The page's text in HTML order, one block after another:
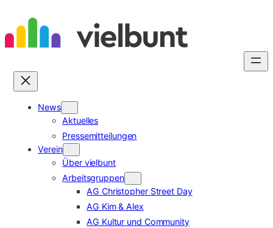
Inhalt
springen
News
Aktuelles
Pressemitteilungen
Verein
Über vielbunt
Arbeitsgruppen
AG Christopher Street Day
AG Kim & Alex
AG Kultur und Community